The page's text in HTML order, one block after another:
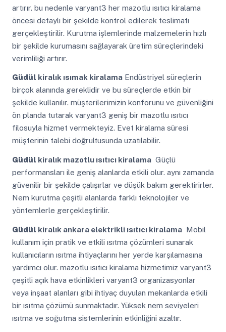
artırır. bu nedenle varyant3 her mazotlu ısıtıcı kiralama
öncesi detaylı bir şekilde kontrol edilerek teslimatı
gerçekleştirilir. Kurutma işlemlerinde malzemelerin hızlı
bir şekilde kurumasını sağlayarak üretim süreçlerindeki
verimliliği artırır.
Güdül kiralık ısımak kiralamaEndüstriyel süreçlerin
birçok alanında gereklidir ve bu süreçlerde etkin bir
şekilde kullanılır. müşterilerimizin konforunu ve güvenliğini
ön planda tutarak varyant3 geniş bir mazotlu ısıtıcı
filosuyla hizmet vermekteyiz. Evet kiralama süresi
müşterinin talebi doğrultusunda uzatılabilir.
Güdül kiralık mazotlu ısıtıcı kiralamaGüçlü
performansları ile geniş alanlarda etkili olur. aynı zamanda
güvenilir bir şekilde çalışırlar ve düşük bakım gerektirirler.
Nem kurutma çeşitli alanlarda farklı teknolojiler ve
yöntemlerle gerçekleştirilir.
Güdül kiralık ankara elektrikli ısıtıcı kiralamaMobil
kullanım için pratik ve etkili ısıtma çözümleri sunarak
kullanıcıların ısıtma ihtiyaçlarını her yerde karşılamasına
yardımcı olur. mazotlu ısıtıcı kiralama hizmetimiz varyant3
çeşitli açık hava etkinlikleri varyant3 organizasyonlar
veya inşaat alanları gibi ihtiyaç duyulan mekanlarda etkili
bir ısıtma çözümü sunmaktadır. Yüksek nem seviyeleri
ısıtma ve soğutma sistemlerinin etkinliğini azaltır.